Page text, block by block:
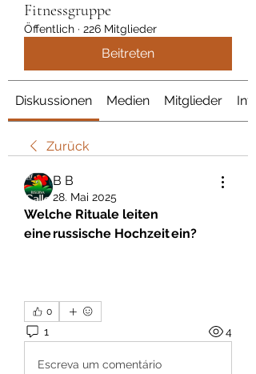
Fitnessgruppe
Öffentlich · 226 Mitglieder
Beitreten
Diskussionen Medien Mitglieder Info
Zurück
В В
28. Mai 2025
Welche Rituale leiten
eine russische Hochzeit ein?
0
1 4
Escreva um comentário